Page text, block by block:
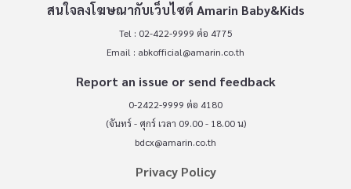
สนใจลงโฆษณากับเว็บไซต์ Amarin Baby&Kids
Tel : 02-422-9999 ต่อ 4775
Email : abkofficial@amarin.co.th
Report an issue or send feedback
0-2422-9999 ต่อ 4180
(จันทร์ - ศุกร์ เวลา 09.00 - 18.00 น)
bdcx@amarin.co.th
Privacy Policy